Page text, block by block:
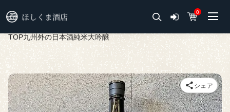
0
TOP九州外の日本酒純米大吟醸
シェア